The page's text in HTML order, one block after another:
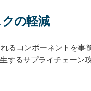
の軽減
るコンポーネントを
するサプライチェーン